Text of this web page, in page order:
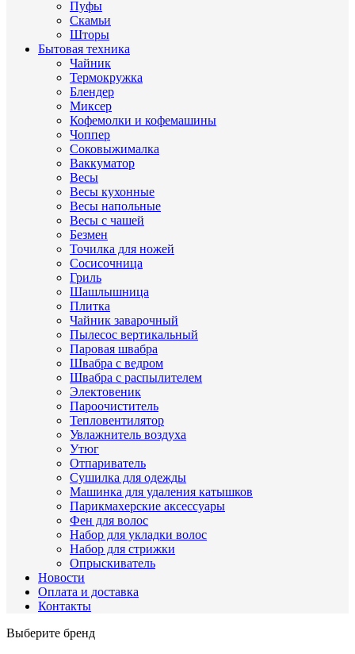
Пуфы
Скамьи
Шторы
Бытовая техника
Чайник
Термокружка
Блендер
Миксер
Кофемолки и кофемашины
Чоппер
Соковыжималка
Ваккуматор
Весы
Весы кухонные
Весы напольные
Весы с чашей
Безмен
Точилка для ножей
Сосисочница
Гриль
Шашлышница
Плитка
Чайник заварочный
Пылесос вертикальный
Паровая швабра
Швабра с ведром
Швабра с распылителем
Электовеник
Пароочиститель
Тепловентилятор
Увлажнитель воздуха
Утюг
Отпариватель
Сушилка для одежды
Машинка для удаления катышков
Парикмахерские аксессуары
Фен для волос
Набор для укладки волос
Набор для стрижки
Опрыскиватель
Новости
Оплата и доставка
Контакты
Выберите бренд